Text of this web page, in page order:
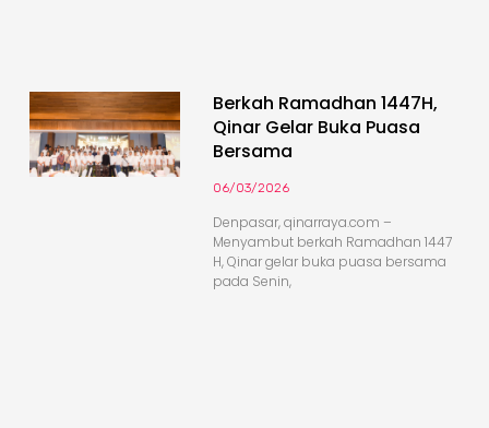
Berkah Ramadhan 1447H,
Qinar Gelar Buka Puasa
Bersama
06/03/2026
Denpasar, qinarraya.com –
Menyambut berkah Ramadhan 1447
H, Qinar gelar buka puasa bersama
pada Senin,